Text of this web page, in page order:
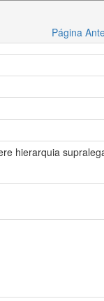
Página
hierarquia